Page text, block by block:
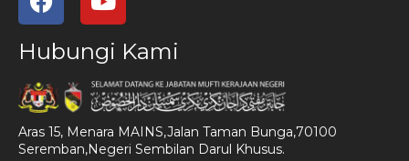
Hubungi Kami
Aras 15, Menara MAINS,Jalan Taman Bunga,70100
Seremban,Negeri Sembilan Darul Khusus.